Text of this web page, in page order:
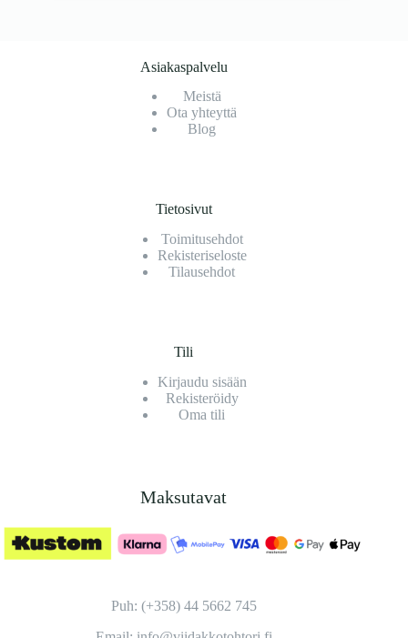
Asiakaspalvelu
Meistä
Ota yhteyttä
Blog
Tietosivut
Toimitusehdot
Rekisteriseloste
Tilausehdot
Tili
Kirjaudu sisään
Rekisteröidy
Oma tili
Maksutavat
Puh: (+358) 44 5662 745